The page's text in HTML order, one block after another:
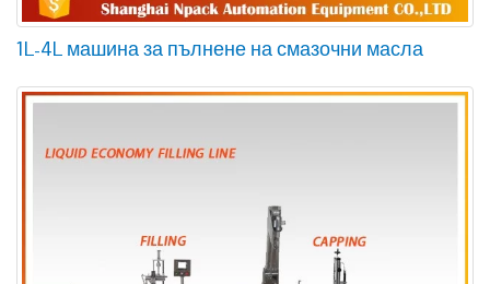
1L-4L машина за пълнене на смазочни масла